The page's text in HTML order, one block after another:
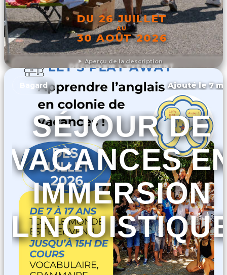
Aperçu de la description
DU 26 JUILLET
AU
30 AOÛT 2026
DÉCOUVRIR L'ÉVÉNEMENT
Bagard Ajouté le 7
SÉJOUR DE
VACANCES
IMMERSION